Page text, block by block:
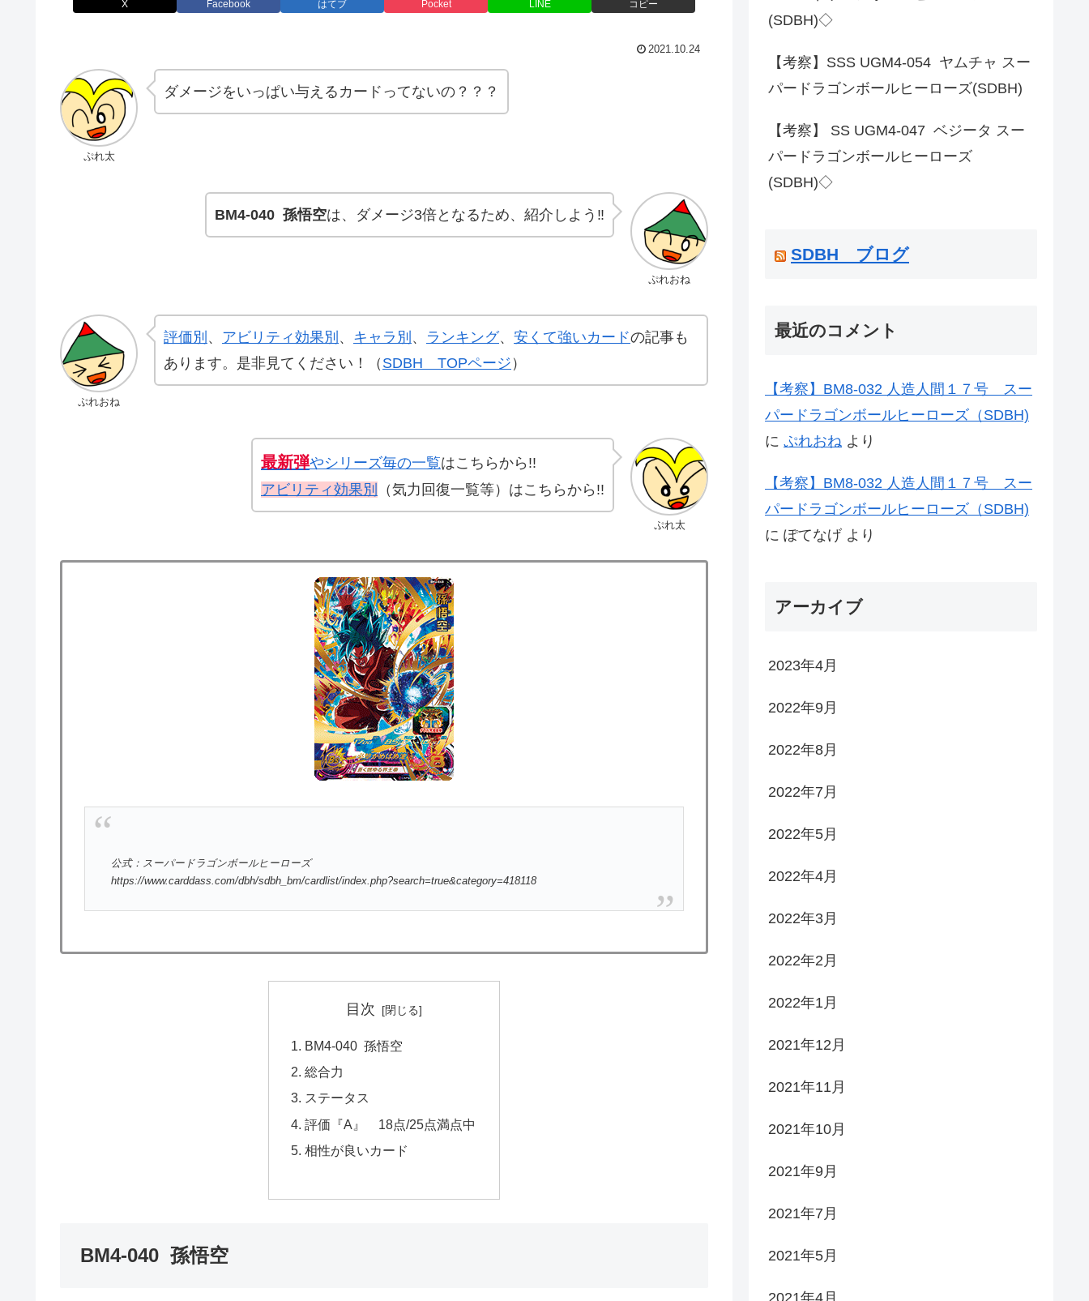
X Facebook はてブ Pocket LINE コピー
2021.10.24
ぷれ太
ダメージをいっぱい与えるカードってないの？？？
ぷれおね
BM4-040 孫悟空は、ダメージ3倍となるため、紹介しよう‼️
ぷれおね
評価別 、 アビリティ効果別 、 キャラ別 、 ランキング、 安くて強いカードの記事も
あります。是非見てください！（ SDBH TOPページ ）
ぷれ太
最新弾やシリーズ毎の一覧はこちらから!!
アビリティ効果別
（気力回復一覧等）はこちらから!!
公式：スーパードラゴンボールヒーローズ
https://www.carddass.com/dbh/sdbh_bm/cardlist/index.php?search=true&category=418118
目次
BM4-040 孫悟空
総合力
ステータス
評価『A』 18点/25点満点中
相性が良いカード
BM4-040 孫悟空
(SDBH)◇
【考察】SSS UGM4-054 ヤムチャ スー
パードラゴンボールヒーローズ(SDBH)
【考察】 SS UGM4-047 ベジータ スー
パードラゴンボールヒーローズ
(SDBH)◇
SDBH ブログ
最近のコメント
【考察】BM8-032 人造人間１７号 スー
パードラゴンボールヒーローズ（SDBH)
に ぷれおね より
【考察】BM8-032 人造人間１７号 スー
パードラゴンボールヒーローズ（SDBH)
に ぽてなげ より
アーカイブ
2023年4月
2022年9月
2022年8月
2022年7月
2022年5月
2022年4月
2022年3月
2022年2月
2022年1月
2021年12月
2021年11月
2021年10月
2021年9月
2021年7月
2021年5月
2021年4月